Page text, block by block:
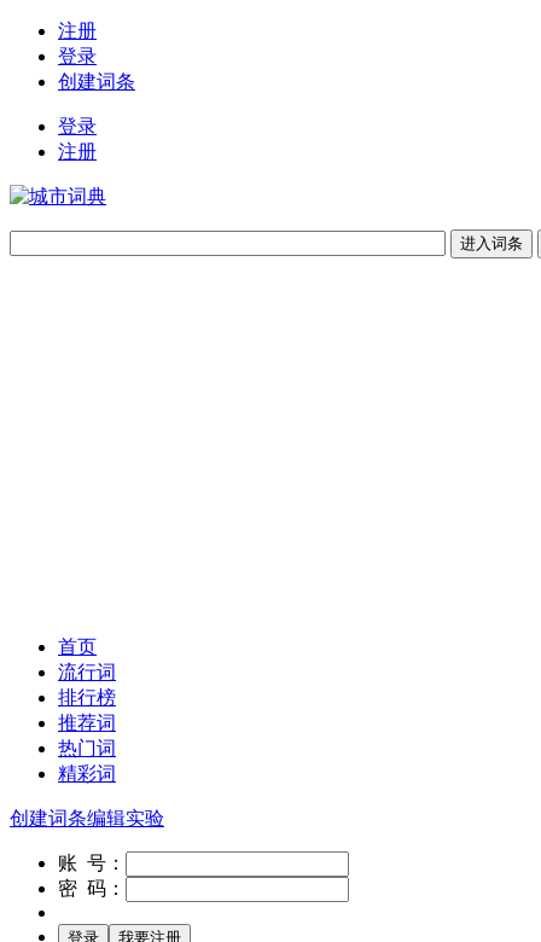
注册
登录
创建词条
登录
注册
首页
流行词
排行榜
推荐词
热门词
精彩词
创建词条编辑实验
账 号：
密 码：